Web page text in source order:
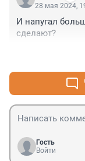
28 мая 2024,
И напугал
сделают?
Гость
Войти